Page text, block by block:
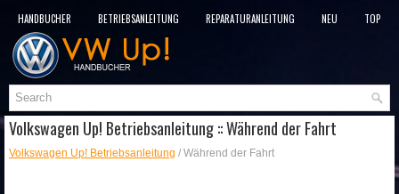
HANDBÜCHER BETRIEBSANLEITUNG REPARATURANLEITUNG NEU
TOP
SITEMAP
Volkswagen Up! Betriebsanleitung :: Während der Fahrt
Volkswagen Up! Betriebsanleitung / Während der Fahrt